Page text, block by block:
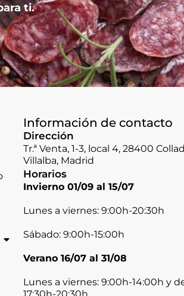
ti.
Información de contacto
Dirección
Tr.ª Venta, 1-3, local 4, 28400
Villalba, Madrid
Horarios
Invierno 01/09 al 15/07
Lunes a viernes: 9:00h-20:30h
Sábado: 9:00h-15:00h
Verano 16/07 al 31/08
Lunes a viernes: 9:00h-14:00h y